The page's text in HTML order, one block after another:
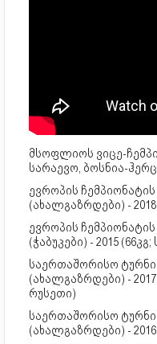
მსოფლიოს ვიცე-
სარაევო, ბოსნია-
ევროპის
(ახალგაზრდები) -
ევროპის
(ჭაბუკები) - 2015
საერთაშორისო
(ახალგაზრდები) -
რუსეთი)
საერთაშორისო
(ახალგაზრდები) -